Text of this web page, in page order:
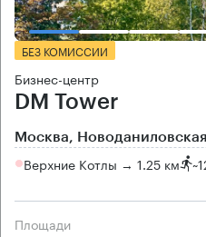
БЕЗ КОМИССИИ
Бизнес-центр
DM Tower
Москва,
Верхние Котлы → 1.25 км ~
Площади